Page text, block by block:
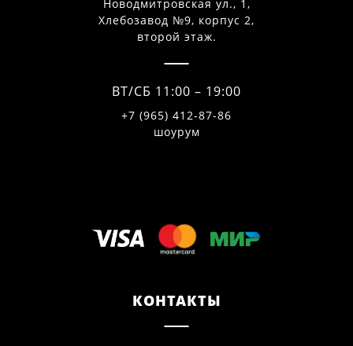
Новодмитровская ул., 1,
Хлебозавод №9, корпус 2,
второй этаж.
ВТ/СБ 11:00 – 19:00
+7 (965) 412-87-86
шоурум
КОНТАКТЫ